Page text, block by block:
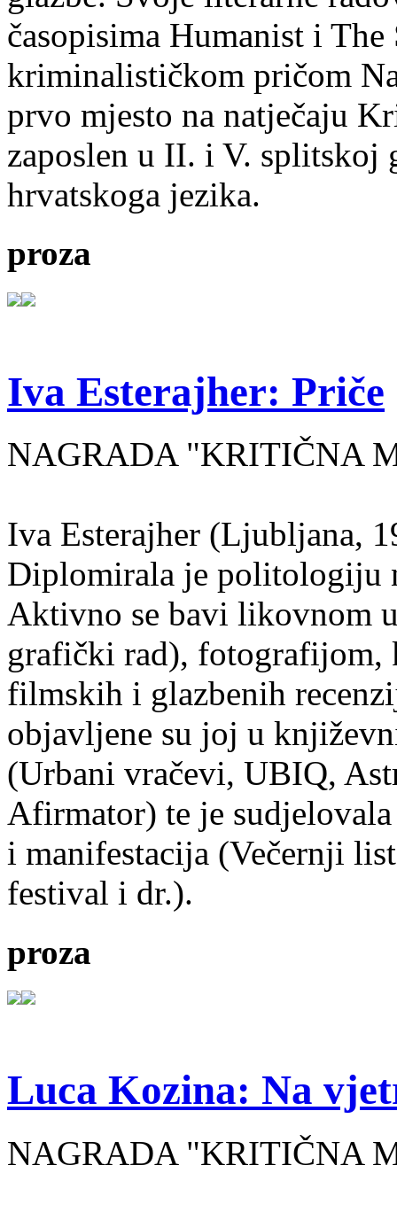
časopisima Humanist i
kriminalističkom pričom
prvo mjesto na natječaju
zaposlen u II. i V. splitskoj
hrvatskoga jezika.
proza
Iva Esterajher: Priče
NAGRADA "KRITIČNA
Iva Esterajher (Ljubljana,
Diplomirala je politologiju
Aktivno se bavi likovnom
grafički rad), fotografijom,
filmskih i glazbenih
objavljene su joj u
(Urbani vračevi, UBIQ,
Afirmator) te je
i manifestacija (Večernji
festival i dr.).
proza
Luca Kozina: Na
NAGRADA "KRITIČNA